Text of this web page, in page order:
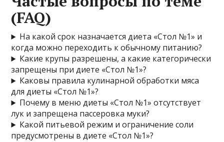
(FAQ)
На какой срок назначается диета «Стол №1» и
когда можно переходить к обычному питанию?
Какие крупы разрешены, а какие категорически
запрещены при диете «Стол №1»?
Каковы правила кулинарной обработки мяса
для диеты «Стол №1»?
Почему в меню диеты «Стол №1» отсутствует
лук и запрещена пассеровка муки?
Какой питьевой режим и ограничение соли
предусмотрены в диете «Стол №1»?